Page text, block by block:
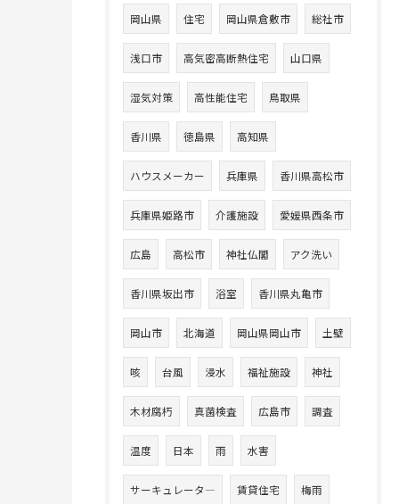
岡山県 住宅 岡山県倉敷市 総社市
浅口市 高気密高断熱住宅 山口県
湿気対策 高性能住宅 鳥取県
香川県 徳島県 高知県
ハウスメーカー 兵庫県 香川県高松市
兵庫県姫路市 介護施設 愛媛県西条市
広島 高松市 神社仏閣 アク洗い
香川県坂出市 浴室 香川県丸亀市
岡山市 北海道 岡山県岡山市 土壁
咳 台風 浸水 福祉施設 神社
木材腐朽 真菌検査 広島市 調査
温度 日本 雨 水害
サーキュレータ― 賃貸住宅 梅雨